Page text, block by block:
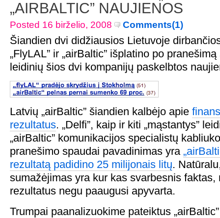
„AIRBALTIC” NAUJIENOS
Posted 16 birželio, 2008 Comments(1)
Šiandien dvi didžiausios Lietuvoje
„FlyLAL” ir „airBaltic” išplatino po
leidinių šios dvi kompanijų paskelbtos
Latvių „airBaltic” šiandien kalbėjo apie
rezultatus. „Delfi”, kaip ir kiti „mąstantys”
„airBaltic” komunikacijos specialistų
pranešimo spaudai pavadinimas yra
rezultatą padidino 25 milijonais litų.
sumažėjimas yra kur kas svarbesnis
rezultatus negu paaugusi apyvarta.
Trumpai paanalizuokime pateiktus